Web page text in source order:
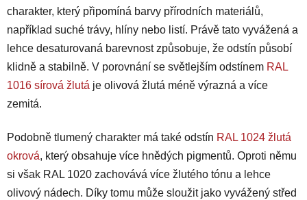
charakter, který připomíná barvy přírodních materiálů,
například suché trávy, hlíny nebo listí. Právě tato vyvážená a
lehce desaturovaná barevnost způsobuje, že odstín působí
klidně a stabilně. V porovnání se světlejším odstínem RAL
1016 sírová žlutá je olivová žlutá méně výrazná a více
zemitá.
Podobně tlumený charakter má také odstín RAL 1024 žlutá
okrová, který obsahuje více hnědých pigmentů. Oproti němu
si však RAL 1020 zachovává více žlutého tónu a lehce
olivový nádech. Díky tomu může sloužit jako vyvážený střed